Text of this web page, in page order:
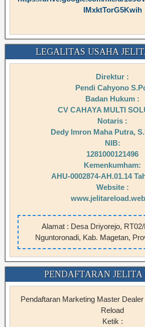
IMxktTorG5Kwih
LEGALITAS USAHA
Direktur :
Pendi Cahyono
Badan Hukum :
CV CAHAYA MULTI
Notaris :
Dedy Imron Maha Putra,
NIB:
1281000121496
Kemenkumham:
AHU-0002874-AH.01.14
Website :
Alamat : Desa Driyorejo,
Nguntoronadi, Kab. Magetan,
PENDAFTARAN JELITA
Pendaftaran Marketing Master
Reload
Ketik :